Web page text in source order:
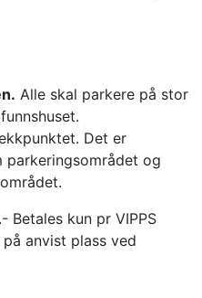
Alle skal parkere på stor
Det er
og
Betales kun pr VIPPS
anvist plass ved